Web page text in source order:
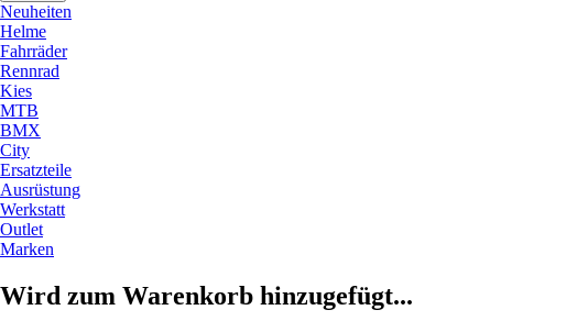
Neuheiten
Helme
Fahrräder
Rennrad
Kies
MTB
BMX
City
Ersatzteile
Ausrüstung
Werkstatt
Outlet
Marken
Wird zum Warenkorb hinzugefügt...